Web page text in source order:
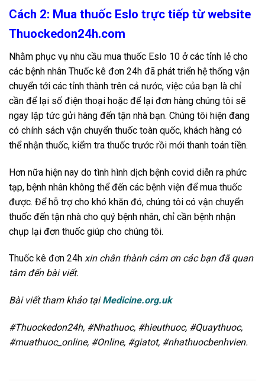
Cách 2: Mua thuốc Eslo trực tiếp từ website
Thuockedon24h.com
Nhằm phục vụ nhu cầu mua thuốc Eslo 10 ở các tỉnh lẻ cho
các bệnh nhân Thuốc kê đơn 24h đã phát triển hệ thống vận
chuyển tới các tỉnh thành trên cả nước, việc của bạn là chỉ
cần để lại số điện thoại hoặc để lại đơn hàng chúng tôi sẽ
ngay lập tức gửi hàng đến tận nhà bạn. Chúng tôi hiện đang
có chính sách vận chuyển thuốc toàn quốc, khách hàng có
thể nhận thuốc, kiểm tra thuốc trước rồi mới thanh toán tiền.
Hơn nữa hiện nay do tình hình dịch bệnh covid diễn ra phức
tạp, bệnh nhân không thể đến các bệnh viện để mua thuốc
được. Để hỗ trợ cho khó khăn đó, chúng tôi có vận chuyển
thuốc đến tận nhà cho quý bệnh nhân, chỉ cần bệnh nhận
chụp lại đơn thuốc giúp cho chúng tôi.
Thuốc kê đơn 24h xin chân thành cảm ơn các bạn đã quan
tâm đến bài viết.
Bài viết tham khảo tạiMedicine.org.uk
#Thuockedon24h, #Nhathuoc, #hieuthuoc, #Quaythuoc,
#muathuoc_online, #Online, #giatot, #nhathuocbenhvien.